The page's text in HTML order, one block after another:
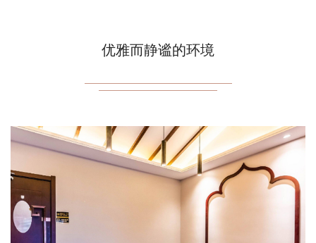
优雅而静谧的环境